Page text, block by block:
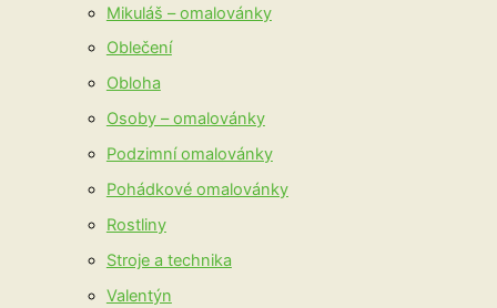
Mikuláš – omalovánky
Oblečení
Obloha
Osoby – omalovánky
Podzimní omalovánky
Pohádkové omalovánky
Rostliny
Stroje a technika
Valentýn